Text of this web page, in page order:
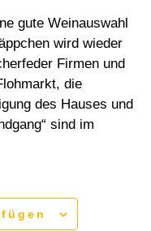
gute Weinauswahl
wird wieder
Firmen und
die
des Hauses und
sind im